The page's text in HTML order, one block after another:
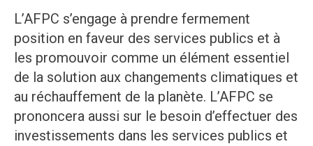
L’AFPC s’engage à prendre fermement
position en faveur des services publics et à
les promouvoir comme un élément essentiel
de la solution aux changements climatiques et
au réchauffement de la planète. L’AFPC se
prononcera aussi sur le besoin d’effectuer des
investissements dans les services publics et